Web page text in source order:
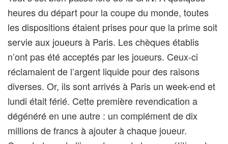
heures du départ pour la coupe du monde, toutes
les dispositions étaient prises pour que la prime soit
servie aux joueurs à Paris. Les chèques établis
n’ont pas été acceptés par les joueurs. Ceux-ci
réclamaient de l’argent liquide pour des raisons
diverses. Or, ils sont arrivés à Paris un week-end et
lundi était férié. Cette première revendication a
dégénéré en une autre : un complément de dix
millions de francs à ajouter à chaque joueur.